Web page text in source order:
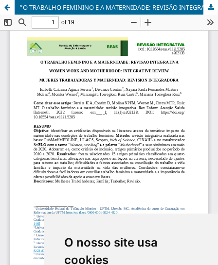
O nosso site usa
cookies
“O TRABALHO FEMININO E A MATERNIDADE: REVISÃO INTEGRATIVA”